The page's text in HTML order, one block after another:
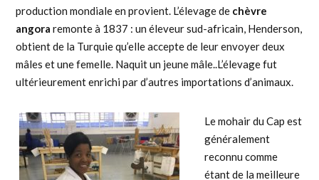
production mondiale en provient. L’élevage de chèvre
angora remonte à 1837 : un éleveur sud-africain, Henderson,
obtient de la Turquie qu’elle accepte de leur envoyer deux
mâles et une femelle. Naquit un jeune mâle..L’élevage fut
ultérieurement enrichi par d’autres importations d’animaux.
Le mohair du Cap est
généralement
reconnu comme
étant de la meilleure